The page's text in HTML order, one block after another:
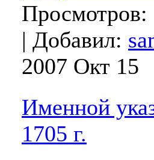
Просмотров:
| Добавил:
2007 Окт 15
Именной
1705 г.